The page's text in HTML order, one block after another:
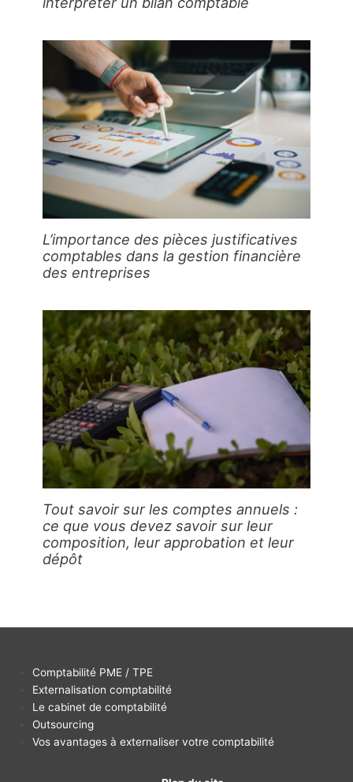
L’importance des pièces justificatives
comptables dans la gestion financière
des entreprises
Tout savoir sur les comptes annuels :
ce que vous devez savoir sur leur
composition, leur approbation et leur
dépôt
Comptabilité PME / TPE
Externalisation comptabilité
Le cabinet de comptabilité
Outsourcing
Vos avantages à externaliser votre comptabilité